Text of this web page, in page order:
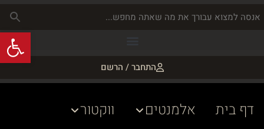
התחבר / הרשם
דף בית אלמנטים
ווקטור